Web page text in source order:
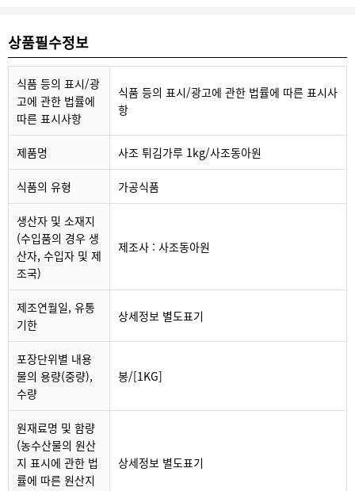
상품필수정보
식품 등의 표시/광
고에 관한 법률에
따른 표시사항
식품 등의 표시/광고에 관한 법률에 따른 표시사
항
제품명 사조 튀김가루 1kg/사조동아원
식품의 유형 가공식품
생산자 및 소재지
(수입품의 경우 생
산자, 수입자 및 제
조국)
제조사 : 사조동아원
제조연월일, 유통
기한
상세정보 별도표기
포장단위별 내용
물의 용량(중량),
수량
봉/[1KG]
원재료명 및 함량
(농수산물의 원산
지 표시에 관한 법
률에 따른 원산지
상세정보 별도표기